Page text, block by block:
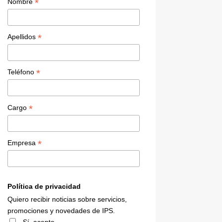
a
n
*
Apellidos *
Teléfono *
Cargo *
Empresa *
Política de privacidad
Quiero recibir noticias sobre servicios,
promociones y novedades de IPS.